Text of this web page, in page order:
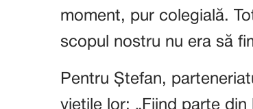
moment, pur colegială.
scopul nostru nu era să
Pentru Ștefan,
viețile lor: „Fiind parte